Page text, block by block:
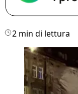
2 min di lettura